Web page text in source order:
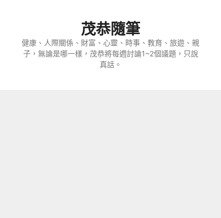
茂恭隨筆
健康、人際關係、財富、心靈、時事、教育、旅遊、親
子，無論是哪一樣，茂恭將每週討論1~2個議題，只說
真話。